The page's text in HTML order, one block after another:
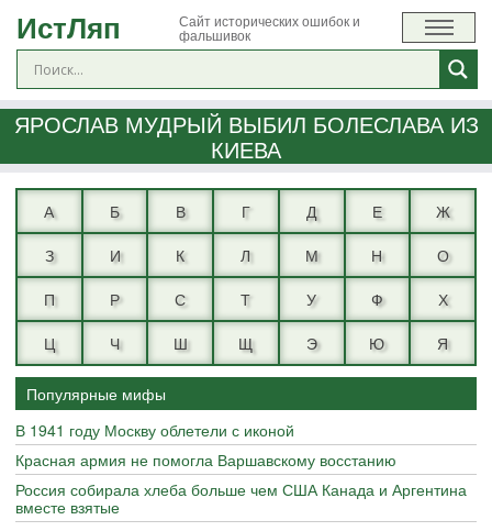
ИстЛяп Сайт исторических ошибок и
фальшивок
ЯРОСЛАВ МУДРЫЙ ВЫБИЛ БОЛЕСЛАВА ИЗ
КИЕВА
А Б В Г Д Е
Ж
З
И К Л М Н
О
П
Р С Т У Ф
Х
Ц
Ч Ш Щ Э Ю Я
Популярные мифы
В 1941 году Москву облетели с иконой
Красная армия не помогла Варшавскому восстанию
Россия собирала хлеба больше чем США Канада и Аргентина
вместе взятые